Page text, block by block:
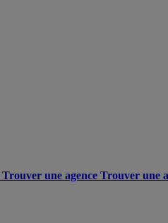
Trouver une agence Trouver une